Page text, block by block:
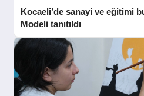
Kocaeli’de sanayi ve eğitimi
Modeli tanıtıldı